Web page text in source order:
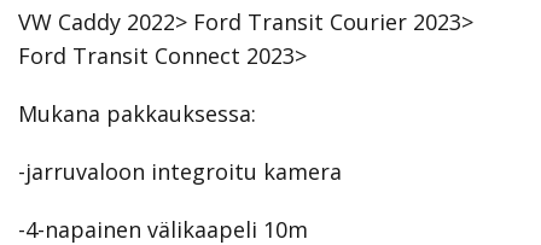
VW Caddy 2022> Ford Transit Courier 2023>
Ford Transit Connect 2023>
Mukana pakkauksessa:
-jarruvaloon integroitu kamera
-4-napainen välikaapeli 10m